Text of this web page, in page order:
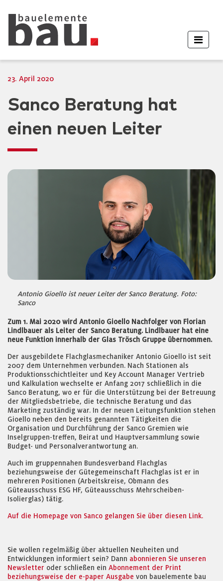
23. April 2020
Sanco Beratung hat
einen neuen Leiter
Antonio Gioello ist neuer Leiter der Sanco Beratung. Foto:
Sanco
Zum 1. Mai 2020 wird Antonio Gioello Nachfolger von Florian
Lindlbauer als Leiter der Sanco Beratung. Lindlbauer hat eine
neue Funktion innerhalb der Glas Trösch Gruppe übernommen.
Der ausgebildete Flachglasmechaniker Antonio Gioello ist seit
2007 dem Unternehmen verbunden. Nach Stationen als
Produktionsschichtleiter und Key Account Manager Vertrieb
und Kalkulation wechselte er Anfang 2017 schließlich in die
Sanco Beratung, wo er für die Unterstützung bei der Betreuung
der Mitgliedsbetriebe, die technische Beratung und das
Marketing zuständig war. In der neuen Leitungsfunktion stehen
Gioello neben den bereits genannten Tätigkeiten die
Organisation und Durchführung der Sanco Gremien wie
Inselgruppen-treffen, Beirat und Hauptversammlung sowie
Budget- und Personalverantwortung an.
Auch im gruppennahen Bundesverband Flachglas
beziehungsweise der Gütegemeinschaft Flachglas ist er in
mehreren Positionen (Arbeitskreise, Obmann des
Güteausschuss ESG HF, Güteausschuss Mehrscheiben-
Isolierglas) tätig.
Auf die Homepage von Sanco gelangen Sie über diesen Link.
Sie wollen regelmäßig über aktuellen Neuheiten und
Entwicklungen informiert sein? Dann abonnieren Sie unseren
Newsletter oder schließen ein Abonnement der Print
beziehungsweise der e-paper Ausgabe von bauelemente bau